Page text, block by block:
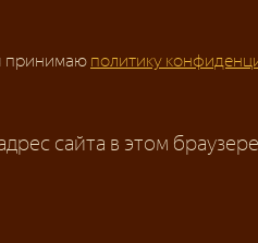
принимаю политику
сайта в этом